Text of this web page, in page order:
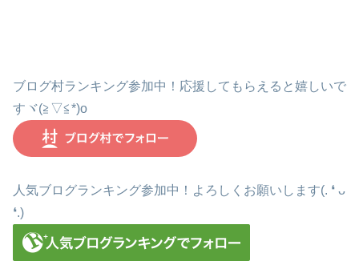
ブログ村ランキング参加中！応援してもらえると嬉しいで
すヾ(≧▽≦*)o
人気ブログランキング参加中！よろしくお願いします(. ❛ ᴗ
❛.)